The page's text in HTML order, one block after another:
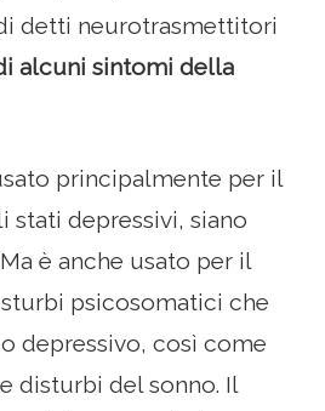
detti neurotrasmettitori
alcuni sintomi della
principalmente per il
stati depressivi, siano
è anche usato per il
psicosomatici che
depressivo, così come
disturbi del sonno. Il